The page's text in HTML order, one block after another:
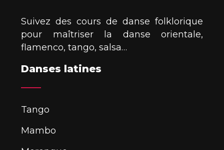
Suivez des cours de danse folklorique
pour maîtriser la danse orientale,
flamenco, tango, salsa…
Danses latines
Tango
Mambo